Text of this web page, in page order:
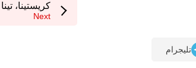
كريستينا، تينا
Next
تليجرام